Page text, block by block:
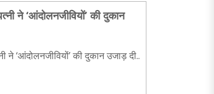
ने ‘आंदोलनजीवियों’ की दुकान
ने ‘आंदोलनजीवियों’ की दुकान उजाड़ दी..